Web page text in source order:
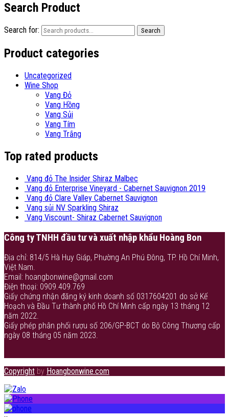
Search Product
Search for: Search
Product categories
Uncategorized
Wine Shop
Vang Đỏ
Vang Hồng
Vang Sủi
Vang Tím
Vang Trắng
Top rated products
Vang đỏ The Insider Shiraz Malbec
Vang đỏ Enterprise Vineyard - Cabernet Sauvignon 2019
Vang đỏ Clare Valley Cabernet Sauvignon
Vang sủi NV Sparkling Shiraz
Vang Viscount- Shiraz Cabernet Sauvignon
Công ty TNHH đầu tư và xuất nhập khẩu Hoàng Bon
Địa chỉ: 814/5 Hà Huy Giáp, Phường An Phú Đông, TP. Hồ Chí Minh,
Việt Nam.
Email: hoangbonwine@gmail.com
Điện thoại: 0909.409.769
Giấy chứng nhận đăng ký kinh doanh số 0317604201 do sở Kế
Hoạch và Đầu Tư thành phố Hồ Chí Minh cấp ngày 13 tháng 12
năm 2022.
Giấy phép phân phối rượu số 206/GP-BCT do Bộ Công Thương cấp
ngày 08 tháng 05 năm 2023.
Copyright by Hoangbonwine.com